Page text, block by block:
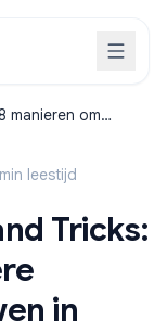
manieren om
leestijd
Tricks:
in